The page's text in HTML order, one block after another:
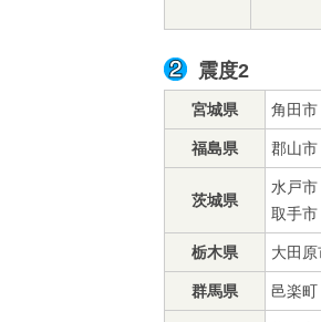
震度2
宮城県 角田市
福島県 郡山市
茨城県
水戸市
取手市
栃木県 大田原
群馬県 邑楽町